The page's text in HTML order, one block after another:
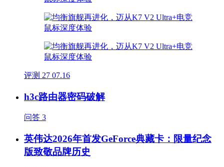
评测 27 07.16
h3c路由器密码破解
问答 3
英伟达2026年首发GeForce典藏卡：限量纪念
版致敬品牌历史